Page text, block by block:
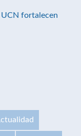
UCN fortalecen